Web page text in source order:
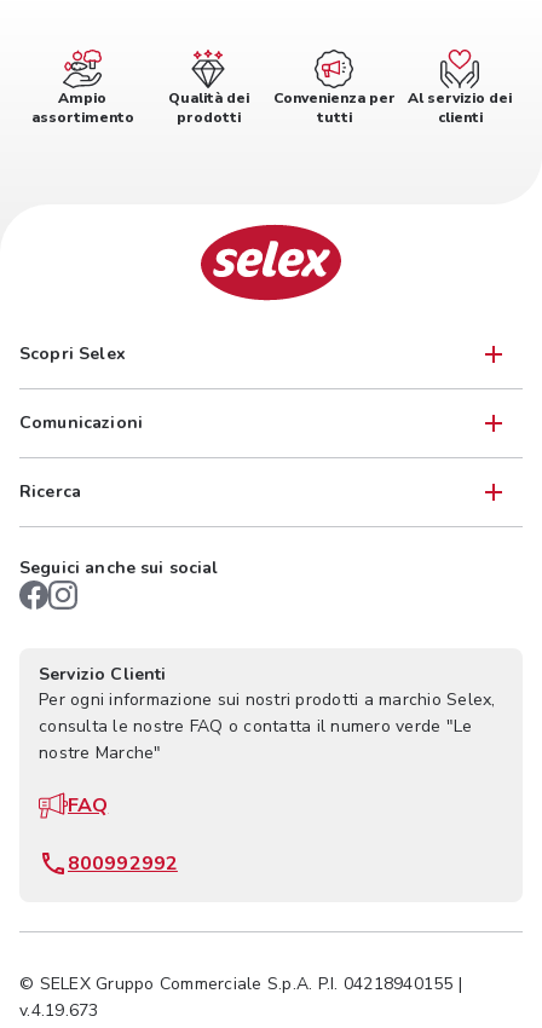
Ampio
assortimento
Qualità dei
prodotti
Convenienza per
tutti
Al servizio dei
clienti
Scopri Selex
Comunicazioni
Ricerca
Seguici anche sui social
Servizio Clienti
Per ogni informazione sui nostri prodotti a marchio Selex,
consulta le nostre FAQ o contatta il numero verde "Le
nostre Marche"
FAQ
800992992
© SELEX Gruppo Commerciale S.p.A. P.I. 04218940155 |
v.4.19.673